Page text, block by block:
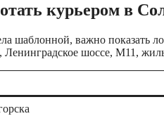
курьером в
шаблонной, важно показать
Ленинградское шоссе, М11,